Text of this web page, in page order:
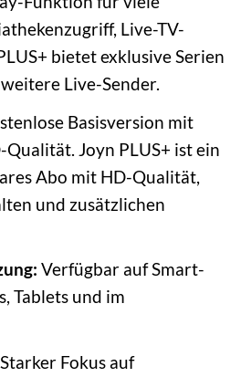
Live-TV-
bietet exklusive Serien
Live-Sender.
Basisversion mit
Joyn PLUS+ ist ein
Abo mit HD-Qualität,
und zusätzlichen
Verfügbar auf Smart-
Tablets und im
Starker Fokus auf